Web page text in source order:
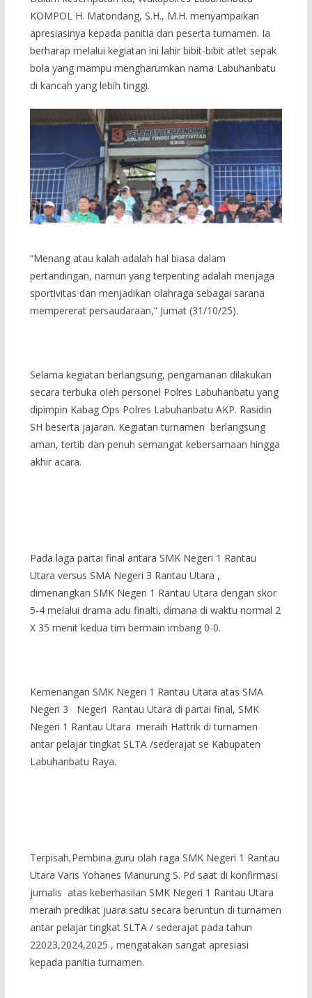
KOMPOL H. Matondang, S.H., M.H. menyampaikan
apresiasinya kepada panitia dan peserta turnamen. Ia
berharap melalui kegiatan ini lahir bibit-bibit atlet sepak
bola yang mampu mengharumkan nama Labuhanbatu
di kancah yang lebih tinggi.
“Menang atau kalah adalah hal biasa dalam
pertandingan, namun yang terpenting adalah menjaga
sportivitas dan menjadikan olahraga sebagai sarana
mempererat persaudaraan,” Jumat (31/10/25).
Selama kegiatan berlangsung, pengamanan dilakukan
secara terbuka oleh personel Polres Labuhanbatu yang
dipimpin Kabag Ops Polres Labuhanbatu AKP. Rasidin
SH beserta jajaran. Kegiatan turnamen berlangsung
aman, tertib dan penuh semangat kebersamaan hingga
akhir acara.
Pada laga partai final antara SMK Negeri 1 Rantau
Utara versus SMA Negeri 3 Rantau Utara ,
dimenangkan SMK Negeri 1 Rantau Utara dengan skor
5-4 melalui drama adu finalti, dimana di waktu normal 2
X 35 menit kedua tim bermain imbang 0-0.
Kemenangan SMK Negeri 1 Rantau Utara atas SMA
Negeri 3 Negeri Rantau Utara di partai final, SMK
Negeri 1 Rantau Utara meraih Hattrik di turnamen
antar pelajar tingkat SLTA /sederajat se Kabupaten
Labuhanbatu Raya.
Terpisah,Pembina guru olah raga SMK Negeri 1 Rantau
Utara Varis Yohanes Manurung S. Pd saat di konfirmasi
jurnalis atas keberhasilan SMK Negeri 1 Rantau Utara
meraih predikat juara satu secara beruntun di turnamen
antar pelajar tingkat SLTA / sederajat pada tahun
22023,2024,2025 , mengatakan sangat apresiasi
kepada panitia turnamen.